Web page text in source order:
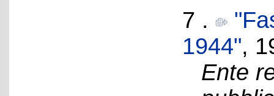
7 .
1944",
Ente